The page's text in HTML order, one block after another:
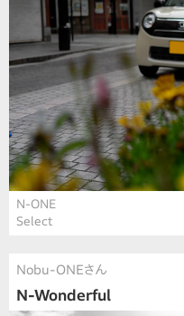
N-ONE
Select
Nobu-ONEさん
N-Wonderful